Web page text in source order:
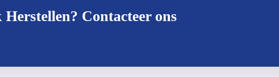
Contacteer ons